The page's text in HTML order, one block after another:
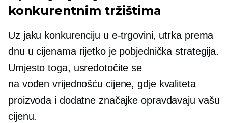
konkurentnim tržištima
Uz jaku konkurenciju u e-trgovini, utrka prema
dnu u cijenama rijetko je pobjednička strategija.
Umjesto toga, usredotočite se
na vođen vrijednošću cijene, gdje kvaliteta
proizvoda i dodatne značajke opravdavaju vašu
cijenu.